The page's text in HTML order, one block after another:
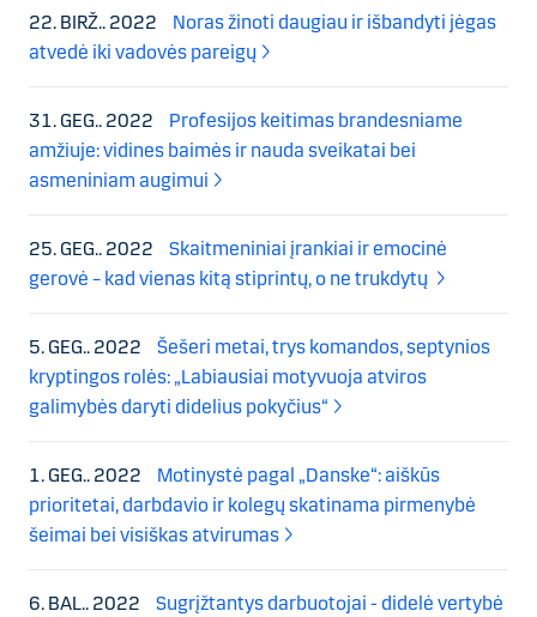
22. BIRŽ.. 2022
Noras žinoti daugiau ir išbandyti jėgas
atvedė iki vadovės pareigų
31. GEG.. 2022
Profesijos keitimas brandesniame
amžiuje: vidines baimės ir nauda sveikatai bei
asmeniniam augimui
25. GEG.. 2022
Skaitmeniniai įrankiai ir emocinė
gerovė – kad vienas kitą stiprintų, o ne trukdytų
5. GEG.. 2022
Šešeri metai, trys komandos, septynios
kryptingos rolės: „Labiausiai motyvuoja atviros
galimybės daryti didelius pokyčius“
1. GEG.. 2022
Motinystė pagal „Danske“: aiškūs
prioritetai, darbdavio ir kolegų skatinama pirmenybė
šeimai bei visiškas atvirumas
6. BAL.. 2022
Sugrįžtantys darbuotojai - didelė vertybė